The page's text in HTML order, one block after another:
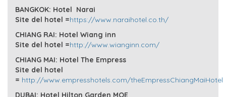
BANGKOK: Hotel Narai
Site del hotel =https://www.naraihotel.co.th/
CHIANG RAI: Hotel Wiang inn
Site del hotel =http://www.wianginn.com/
CHIANG MAI: Hotel The Empress
Site del hotel
= http://www.empresshotels.com/theEmpressChiangMaiHotel
DUBAI: Hotel Hilton Garden MOE